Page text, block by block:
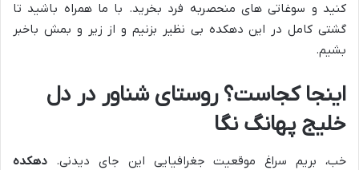
کنید و سوغاتی های منحصربه فرد بخرید. با ما همراه باشید تا
گشتی کامل در این دهکده بی نظیر بزنیم و از زیر و بمش باخبر
بشیم.
اینجا کجاست؟ روستای شناور در دل
خلیج پهانگ نگا
خب، بریم سراغ موقعیت جغرافیایی این جای دیدنی. دهکده